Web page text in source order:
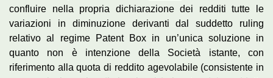
confluire nella propria dichiarazione dei redditi tutte le
variazioni in diminuzione derivanti dal suddetto ruling
relativo al regime Patent Box in un’unica soluzione in
quanto non è intenzione della Società istante, con
riferimento alla quota di reddito agevolabile (consistente in